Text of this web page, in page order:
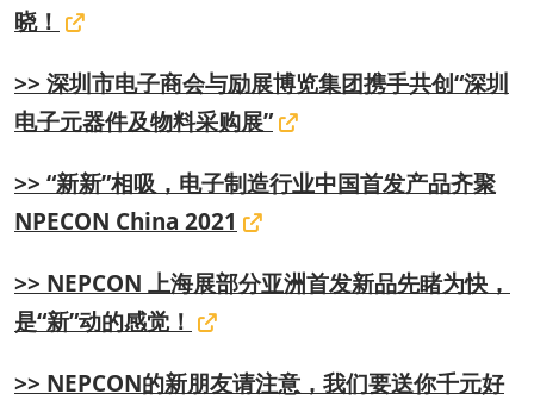
晓！
>> 深圳市电子商会与励展博览集团携手共创“深圳
电子元器件及物料采购展”
>> “新新”相吸，电子制造行业中国首发产品齐聚
NPECON China 2021
>> NEPCON 上海展部分亚洲首发新品先睹为快，
是“新”动的感觉！
>> NEPCON的新朋友请注意，我们要送你千元好